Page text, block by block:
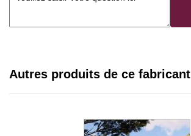
Autres produits de ce fabricant